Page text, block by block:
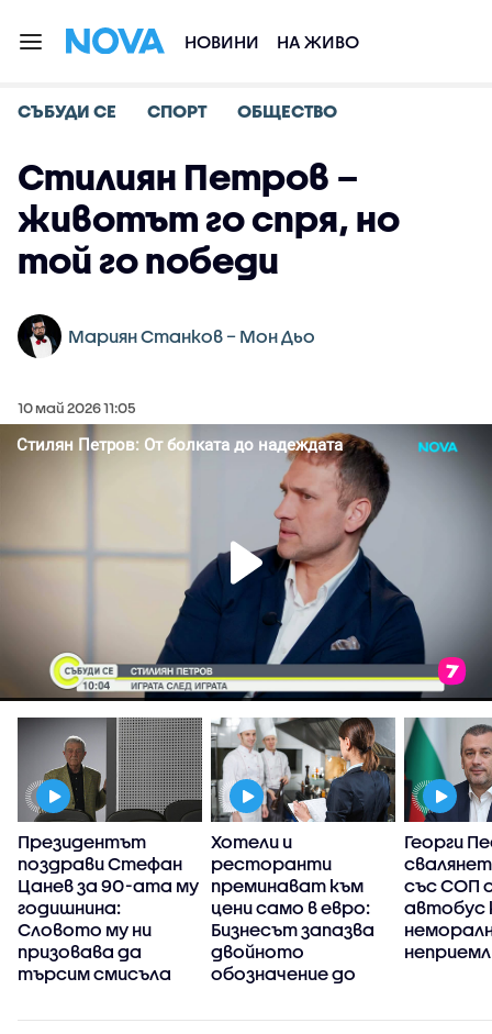
НОВИНИ НА ЖИВО
СЪБУДИ СЕ СПОРТ ОБЩЕСТВО
Стилиян Петров –
животът го спря, но
той го победи
Мариян Станков – Мон Дьо
10 май 2026 11:05
Президентът
поздрави Стефан
Цанев за 90-ата му
годишнина:
Словото му ни
призовава да
търсим смисъла
Хотели и
ресторанти
преминават към
цени само в евро:
Бизнесът запазва
двойното
обозначение до
Георги
със СОП
автобус